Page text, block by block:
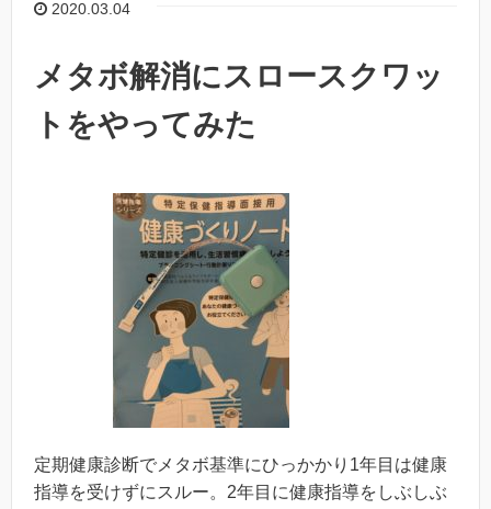
2020.03.04
メタボ解消にスロースクワッ
トをやってみた
定期健康診断でメタボ基準にひっかかり1年目は健康
指導を受けずにスルー。2年目に健康指導をしぶしぶ